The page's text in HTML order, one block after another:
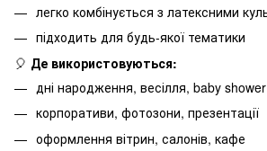
легко комбінується з латексними
підходить для будь-якої тематики
🎈 Де використовуються:
дні народження, весілля, baby shower
корпоративи, фотозони, презентації
оформлення вітрин, салонів, кафе